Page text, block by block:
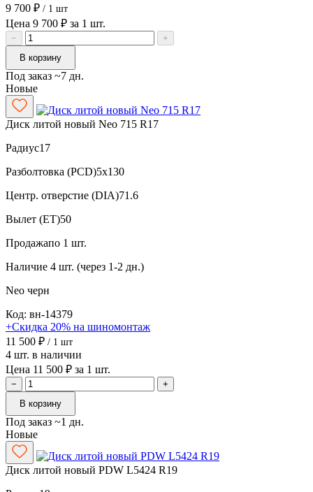
9 700 ₽ / 1 шт
Цена 9 700 ₽ за 1 шт.
−
+
В корзину
Под заказ ~7 дн.
Новые
Диск литой новый Neo 715 R17
Радиус17
Разболтовка (PCD)5x130
Центр. отверстие (DIA)71.6
Вылет (ET)50
Продажапо 1 шт.
Наличие 4 шт. (через 1-2 дн.)
Neo черн
Код: вн-14379
+Скидка 20% на шиномонтаж
11 500 ₽ / 1 шт
4 шт. в наличии
Цена 11 500 ₽ за 1 шт.
−
+
В корзину
Под заказ ~1 дн.
Новые
Диск литой новый PDW L5424 R19